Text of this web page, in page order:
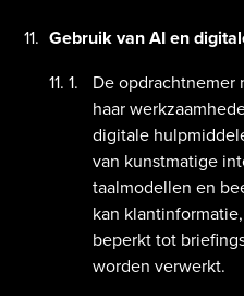
Gebruik van AI en
De opdrachtnemer
haar
digitale
van kunstmatige
taalmodellen en
kan
beperkt tot
worden verwerkt.